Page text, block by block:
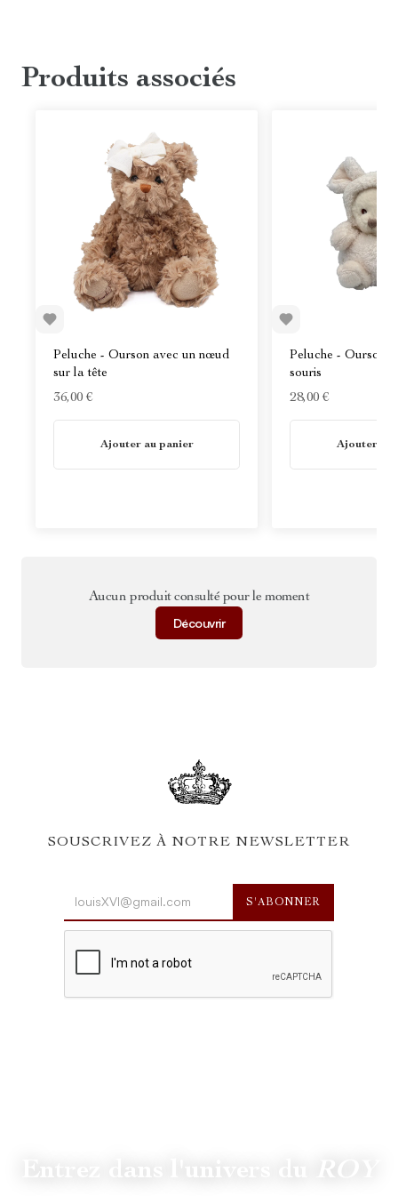
Produits associés
Peluche - Ourson avec un nœud
sur la tête
36,00 €
Ajouter au panier
Peluche - Ourson
souris
28,00 €
Ajouter au
Aucun produit consulté pour le moment
Découvrir
SOUSCRIVEZ À NOTRE NEWSLETTER
ROY